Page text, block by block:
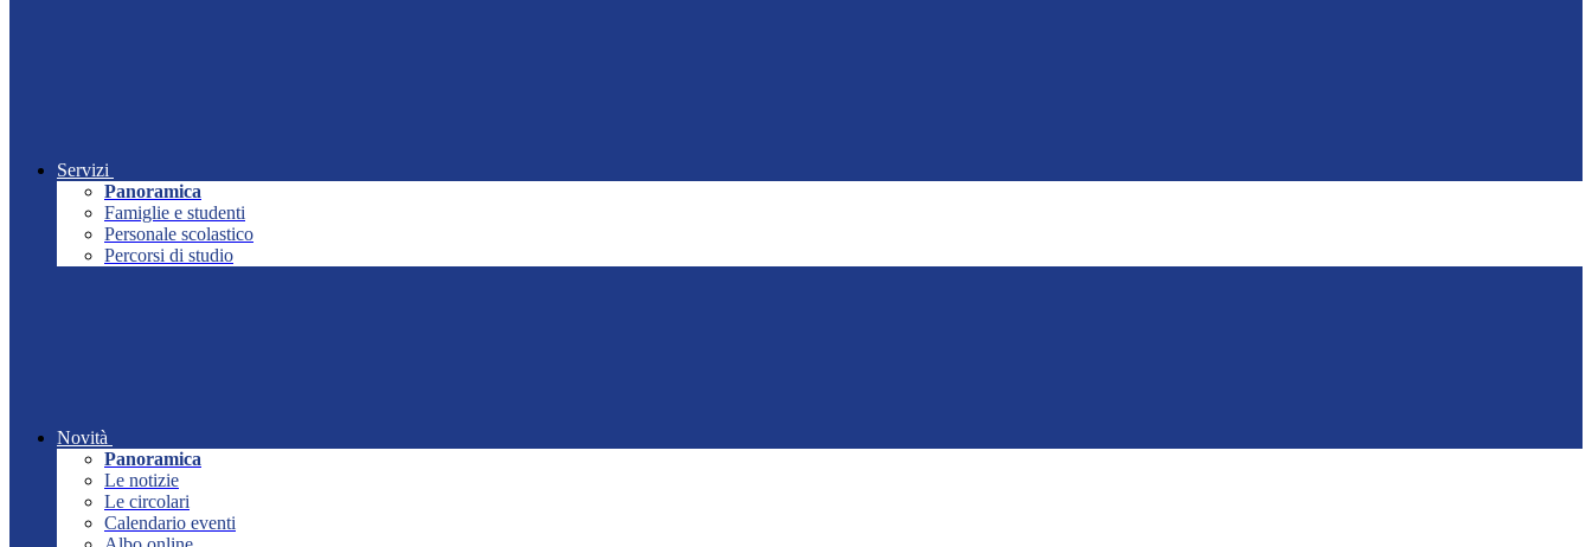
Servizi
Panoramica
Famiglie e studenti
Personale scolastico
Percorsi di studio
Novità
Panoramica
Le notizie
Le circolari
Calendario eventi